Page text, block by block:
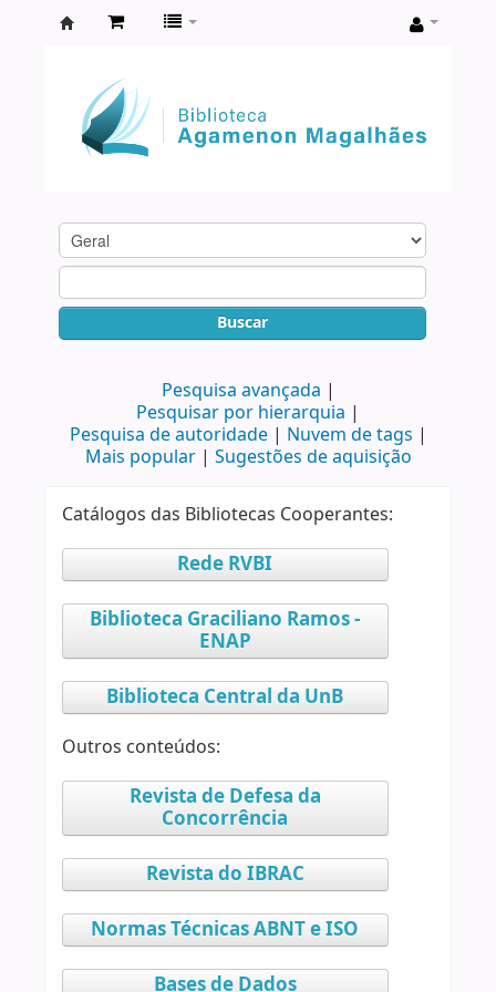
Agamenon
Magalhães
Buscar
Pesquisa avançada
Pesquisar por hierarquia
Pesquisa de autoridade
Nuvem de tags
Mais popular
Sugestões de aquisição
Catálogos das Bibliotecas Cooperantes:
Rede RVBI
Biblioteca Graciliano Ramos -
ENAP
Biblioteca Central da UnB
Outros conteúdos:
Revista de Defesa da
Concorrência
Revista do IBRAC
Normas Técnicas ABNT e ISO
Bases de Dados